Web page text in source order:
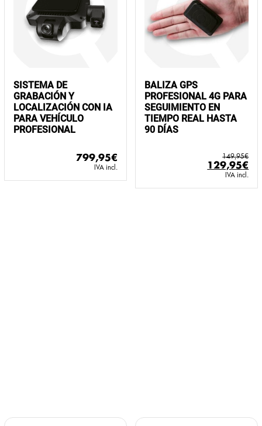
SISTEMA DE
GRABACIÓN Y
LOCALIZACIÓN CON IA
PARA VEHÍCULO
PROFESIONAL
799,95€
IVA incl.
BALIZA GPS
PROFESIONAL 4G PARA
SEGUIMIENTO EN
TIEMPO REAL HASTA
90 DÍAS
149,95€
El
precio
original
129,95€
IVA incl.